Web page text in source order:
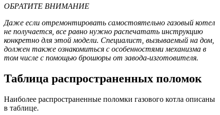
ОБРАТИТЕ ВНИМАНИЕ
Даже если отремонтировать самостоятельно газовый котел
не получается, все равно нужно распечатать инструкцию
конкретно для этой модели. Специалист, вызываемый на дом,
должен также ознакомиться с особенностями механизма в
том числе с помощью брошюры от завода-изготовителя.
Таблица распространенных поломок
Наиболее распространенные поломки газового котла описаны
в таблице.